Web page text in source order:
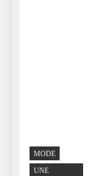
MODE
UNE